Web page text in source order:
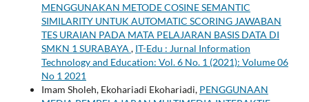
MENGGUNAKAN METODE COSINE SEMANTIC
SIMILARITY UNTUK AUTOMATIC SCORING JAWABAN
TES URAIAN PADA MATA PELAJARAN BASIS DATA DI
SMKN 1 SURABAYA , IT-Edu : Jurnal Information
Technology and Education: Vol. 6 No. 1 (2021): Volume 06
No 1 2021
Imam Sholeh, Ekohariadi Ekohariadi, PENGGUNAAN